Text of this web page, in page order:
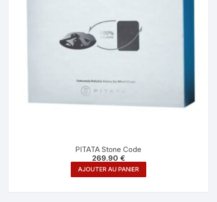
PITATA Stone Code
269.90 €
AJOUTER AU PANIER